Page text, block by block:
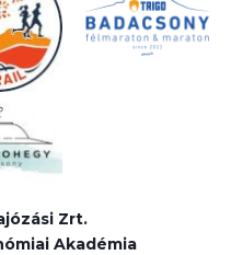
Zrt.
Akadémia